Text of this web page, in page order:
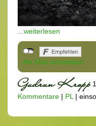
...weiterlesen
Als Mail versenden
Kommentare | PL |